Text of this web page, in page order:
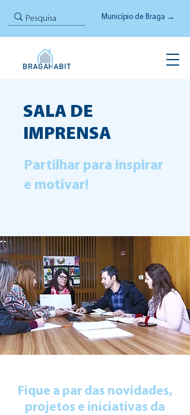
Município de Braga →
SALA DE
IMPRENSA
Partilhar para inspirar
e motivar!
Fique a par das novidades,
projetos e iniciativas da